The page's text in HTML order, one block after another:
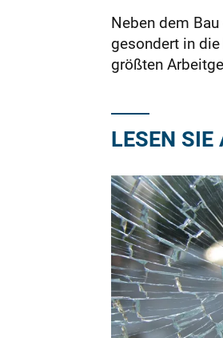
Neben dem
gesondert in
größten
LESEN SIE